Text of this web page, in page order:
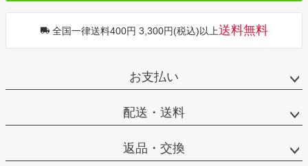
全国一律送料400円 3,300円(税込)以上送料無料
お支払い
配送・送料
返品・交換